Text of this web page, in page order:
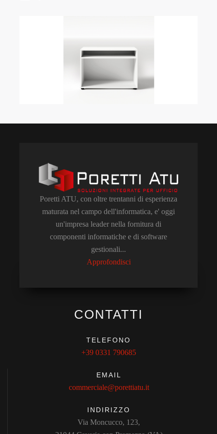
Poretti ATU, con oltre trentanni di esperienza
maturata nel campo dell'informatica, e' oggi
un'impresa leader nella fornitura di
componenti informatiche e di software
gestionali...
Approfondisci
CONTATTI
TELEFONO
+39 0331 790685
EMAIL
commerciale@porettiatu.it
INDIRIZZO
Via Moncucco, 123,